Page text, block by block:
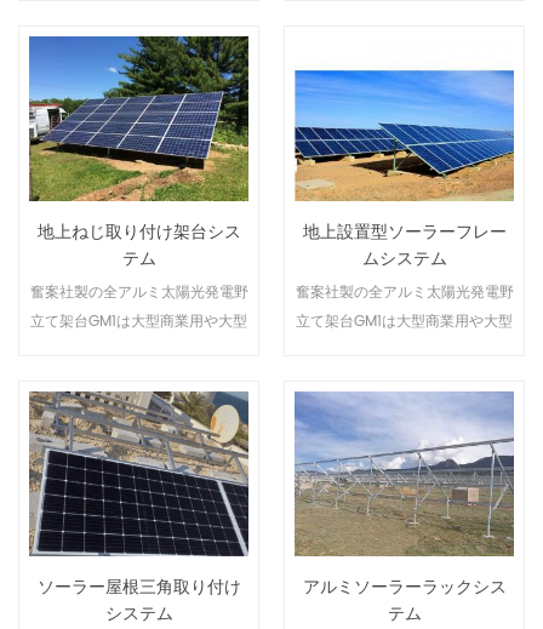
量をアップします。軽質の全アル
ミニウム合金構造は、仮組み立
て、現場で取り付け用具が少な
い。
わせて設置することができます。
地上ねじ取り付け架台シス
テム
奮案社製の全アルミ太陽光発電野
立て架台GM1は大型商業用や大型
種類を問わずお客様のニーズに合
わせて設置することができます。
地上設置型ソーラーフレー
ムシステム
奮案社製の全アルミ太陽光発電野
立て架台GM1は大型商業用や大型
種類を問わずお客様ボニーズに合
わせて設置することができます。
ソーラー屋根三角取り付け
システム
アルミソーラーラックシス
テム